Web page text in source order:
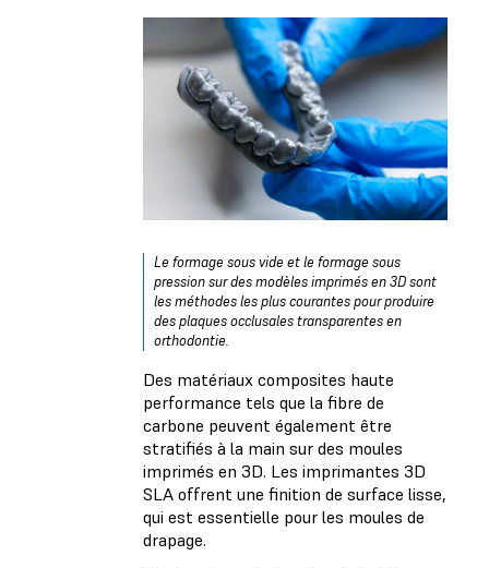
Le formage sous vide et le formage sous
pression sur des modèles imprimés en 3D sont
les méthodes les plus courantes pour produire
des plaques occlusales transparentes en
orthodontie.
Des matériaux composites haute
performance tels que la fibre de
carbone peuvent également être
stratifiés à la main sur des moules
imprimés en 3D. Les imprimantes 3D
SLA offrent une finition de surface lisse,
qui est essentielle pour les moules de
drapage.